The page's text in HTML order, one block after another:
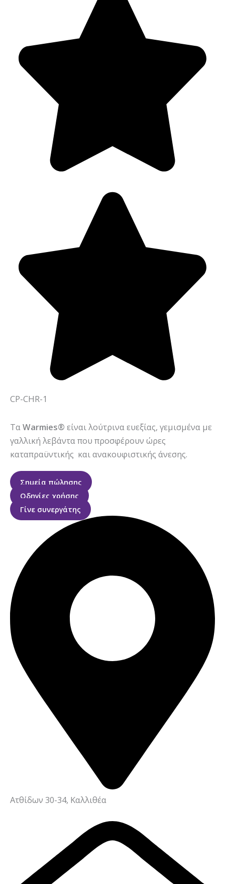
CP-CHR-1
Τα Warmies® είναι λούτρινα ευεξίας, γεμισμένα με
γαλλική λεβάντα που προσφέρουν ώρες
καταπραϋντικής και ανακουφιστικής άνεσης.
Σημεία πώλησης
Οδηγίες χρήσης
Γίνε συνεργάτης
Ατθίδων 30-34, Καλλιθέα